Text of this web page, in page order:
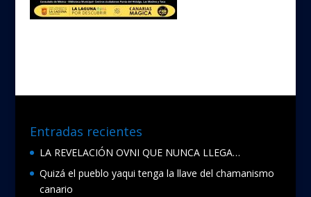
Entradas recientes
LA REVELACIÓN OVNI QUE NUNCA LLEGA…
Quizá el pueblo yaqui tenga la llave del chamanismo
canario